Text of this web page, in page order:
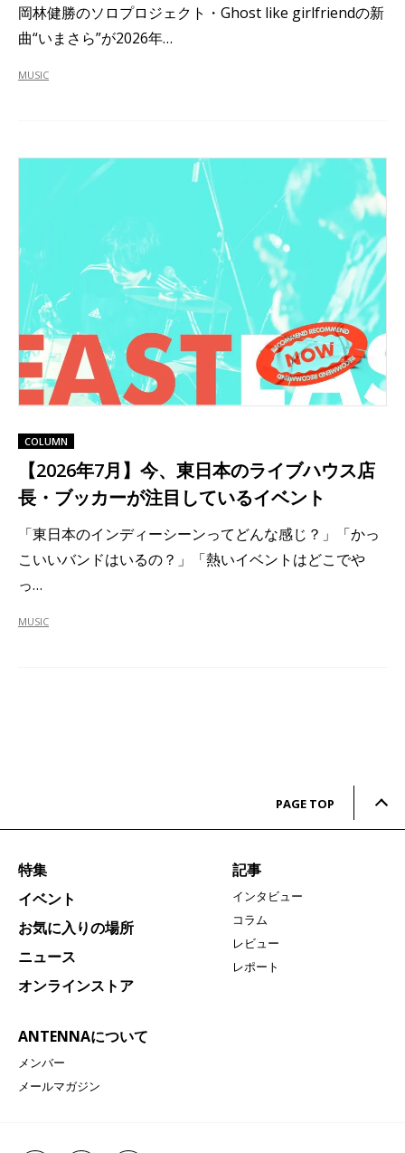
岡林健勝のソロプロジェクト・Ghost like girlfriendの新
曲“いまさら”が2026年…
MUSIC
COLUMN
【2026年7月】今、東日本のライブハウス店
長・ブッカーが注目しているイベント
「東日本のインディーシーンってどんな感じ？」「かっ
こいいバンドはいるの？」「熱いイベントはどこでや
っ…
MUSIC
PAGE TOP
特集
イベント
お気に入りの場所
ニュース
オンラインストア
ANTENNAについて
メンバー
メールマガジン
記事
インタビュー
コラム
レビュー
レポート